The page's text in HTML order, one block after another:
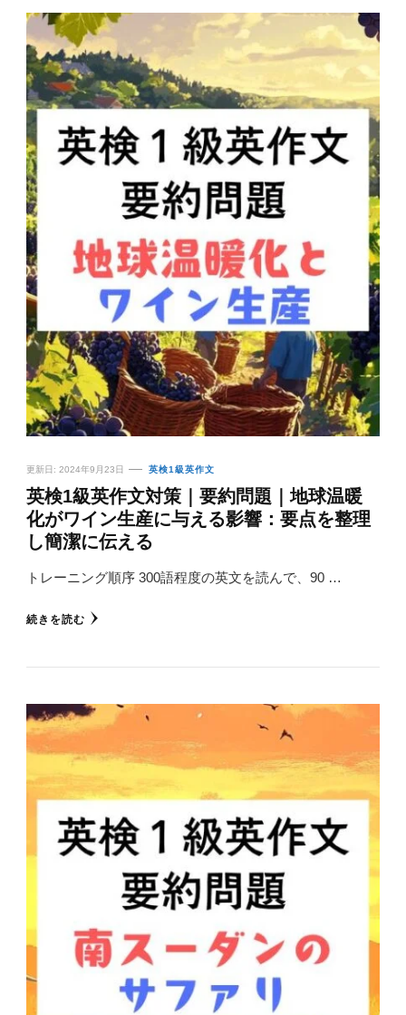
更新日: 2024年9月23日 英検1級英作文
英検1級英作文対策｜要約問題｜地球温暖
化がワイン生産に与える影響：要点を整理
し簡潔に伝える
トレーニング順序 300語程度の英文を読んで、90 …
続きを読む